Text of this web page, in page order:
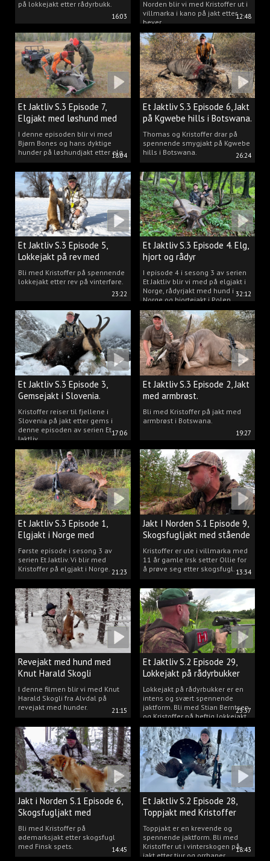
16:03
på lokkejakt etter rådyrbukk.
12:48
Norden blir vi med Kristoffer ut i
villmarka i kano på jakt etter
bever.
18:04
Et Jaktliv S.3 Episode 7,
Elgjakt med løshund med
Bjørn Bones.
I denne episoden blir vi med
Bjørn Bones og hans dyktige
hunder på løshundjakt etter elg.
26:24
Et Jaktliv S.3 Episode 6, Jakt
på Kgwebe hills i Botswana.
Thomas og Kristoffer drar på
spennende smygjakt på Kgwebe
hills i Botswana.
23:22
Et Jaktliv S.3 Episode 5,
Lokkejakt på rev med
Kristoffer Clausen
Bli med Kristoffer på spennende
lokkejakt etter rev på vinterføre.
32:12
Et Jaktliv S.3 Episode 4. Elg,
hjort og rådyr
I episode 4 i sesong 3 av serien
Et Jaktliv blir vi med på elgjakt i
Norge, rådyrjakt med hund i
Norge og hjortejakt i Polen.
17:06
Et Jaktliv S.3 Episode 3,
Gemsejakt i Slovenia.
Kristoffer reiser til fjellene i
Slovenia på jakt etter gems i
denne episoden av serien Et
Jaktliv.
19:27
Et Jaktliv S.3 Episode 2, Jakt
med armbrøst.
Bli med Kristoffer på jakt med
armbrøst i Botswana.
21:23
Et Jaktliv S.3 Episode 1,
Elgjakt i Norge med
Kristoffer Clausen
Første episode i sesong 3 av
serien Et Jaktliv. Vi blir med
Kristoffer på elgjakt i Norge.
13:34
Jakt I Norden S.1 Episode 9,
Skogsfugljakt med stående
hund.
Kristoffer er ute i villmarka med
11 år gamle Irsk setter Ollie for
å prøve seg etter skogsfugl.
21:15
Revejakt med hund med
Knut Harald Skogli
I denne filmen blir vi med Knut
Harald Skogli fra Alvdal på
revejakt med hunder.
23:37
Et Jaktliv S.2 Episode 29,
Lokkejakt på rådyrbukker
med Stian og Kristoffer
Lokkejakt på rådyrbukker er en
intens og svært spennende
jaktform. Bli med Stian Berntsen
og Kristoffer på heftig lokkejakt.
14:45
Jakt i Norden S.1 Episode 6,
Skogsfugljakt med
spetshund.
Bli med Kristoffer på
ødemarksjakt etter skogsfugl
med Finsk spets.
18:43
Et Jaktliv S.2 Episode 28,
Toppjakt med Kristoffer
Clausen
Toppjakt er en krevende og
spennende jaktform. Bli med
Kristoffer ut i vinterskogen på
jakt etter tiur og orrhaner.